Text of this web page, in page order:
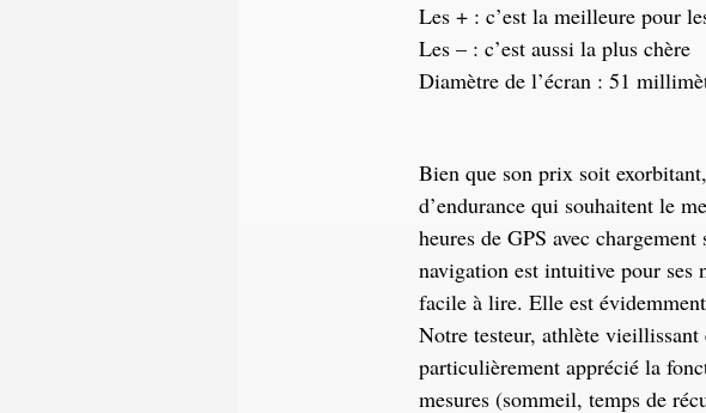
Les + : c’est la meilleure pour
Les – : c’est aussi la plus chère
Diamètre de l’écran : 51
Bien que son prix soit
d’endurance qui souhaitent le
heures de GPS avec
navigation est intuitive pour ses
facile à lire. Elle est
Notre testeur, athlète
particulièrement apprécié la
mesures (sommeil, temps de